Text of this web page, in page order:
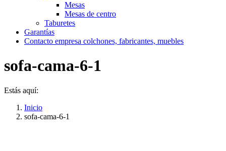
Mesas
Mesas de centro
Taburetes
Garantías
Contacto empresa colchones, fabricantes, muebles
sofa-cama-6-1
Estás aquí:
Inicio
sofa-cama-6-1